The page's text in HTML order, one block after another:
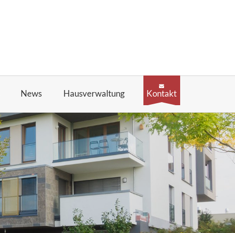
News Hausverwaltung Kontakt